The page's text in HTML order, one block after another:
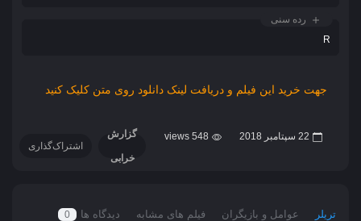
رده سنی
R
جهت خرید این فیلم و دریافت لینک دانلود روی متن کلیک کنید
22 سپتامبر 2018 548 views گزارش
خرابی
اشتراک‌گذاری
تریلر عوامل و بازیگران فیلم های مشابه دیدگاه ها 0